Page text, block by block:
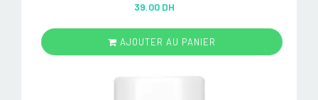
out of 5
39.00 DH
AJOUTER AU PANIER